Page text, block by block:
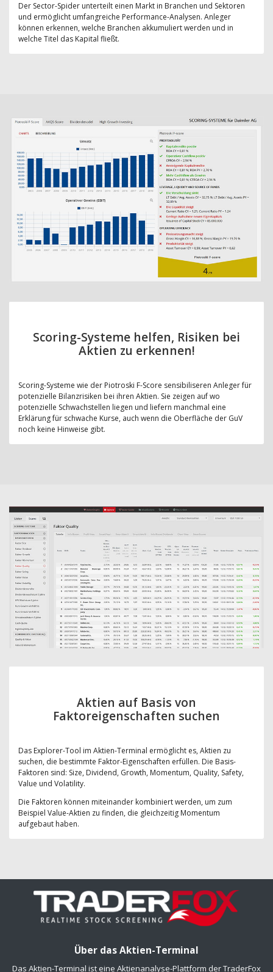
Der Sector-Spider unterteilt einen Markt in Branchen und Sektoren
und ermöglicht umfangreiche Performance-Analysen. Anleger
können erkennen, welche Branchen akkumuliert werden und in
welche Titel das Kapital fließt.
Scoring-Systeme helfen, Risiken bei
Aktien zu erkennen!
Scoring-Systeme wie der Piotroski F-Score sensibiliseren Anleger für
potenzielle Bilanzrisiken bei ihren Aktien. Sie zeigen auf wo
potenzielle Schwachstellen liegen und liefern manchmal eine
Erklärung für schwache Kurse, auch wenn die Oberfläche der GuV
noch keine Hinweise gibt.
Aktien auf Basis von
Faktoreigenschaften suchen
Das Explorer-Tool im Aktien-Terminal ermöglicht es, Aktien zu
suchen, die bestimmte Faktor-Eigenschaften erfüllen. Die Basis-
Faktoren sind: Size, Dividend, Growth, Momentum, Quality, Safety,
Value und Volatility.
Die Faktoren können miteinander kombiniert werden, um zum
Beispiel Value-Aktien zu finden, die gleichzeitig Momentum
aufgebaut haben.
Über das Aktien-Terminal
Das Aktien-Terminal ist eine Aktienanalyse-Plattform der TraderFox